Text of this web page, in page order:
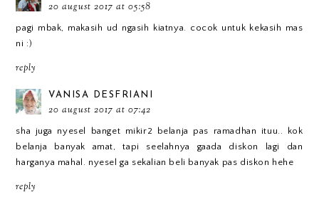
20 august 2017 at 05:58
pagi mbak, makasih ud ngasih kiatnya. cocok untuk kekasih mas
ni :)
reply
VANISA DESFRIANI
20 august 2017 at 07:42
sha juga nyesel banget mikir2 belanja pas ramadhan ituu.. kok
belanja banyak amat, tapi seelahnya gaada diskon lagi dan
harganya mahal. nyesel ga sekalian beli banyak pas diskon hehe
reply